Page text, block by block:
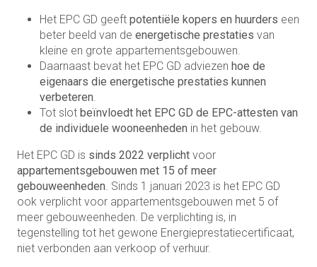
Het EPC GD geeft potentiële kopers en huurders een
beter beeld van de energetische prestaties van
kleine en grote appartementsgebouwen.
Daarnaast bevat het EPC GD adviezen hoe de
eigenaars die energetische prestaties kunnen
verbeteren
Tot slot beïnvloedt het EPC GD de EPC-attesten van
de individuele wooneenheden in het gebouw.
Het EPC GD is sinds 2022 verplicht voor
appartementsgebouwen met 15 of meer
gebouweenheden . Sinds 1 januari 2023 is het EPC GD
ook verplicht voor appartementsgebouwen met 5 of
meer gebouweenheden. De verplichting is, in
tegenstelling tot het gewone Energieprestatiecertificaat,
niet verbonden aan verkoop of verhuur.